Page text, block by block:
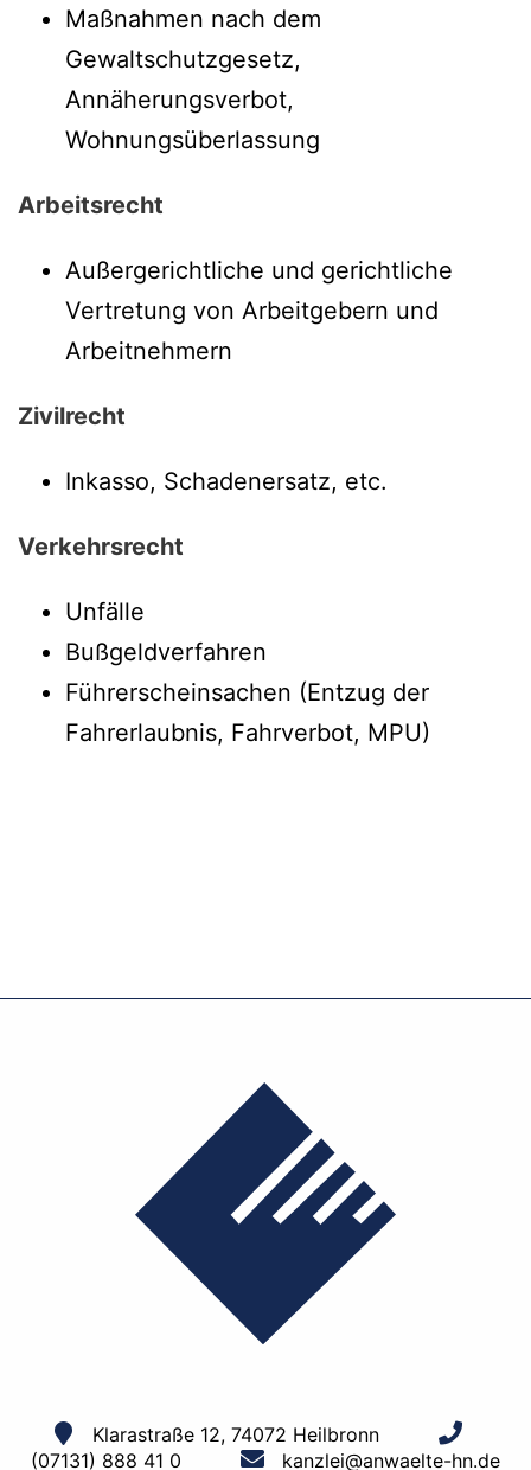
Maßnahmen nach dem
Gewaltschutzgesetz,
Annäherungsverbot,
Wohnungsüberlassung
Arbeitsrecht
Außergerichtliche und gerichtliche
Vertretung von Arbeitgebern und
Arbeitnehmern
Zivilrecht
Inkasso, Schadenersatz, etc.
Verkehrsrecht
Unfälle
Bußgeldverfahren
Führerscheinsachen (Entzug der
Fahrerlaubnis, Fahrverbot, MPU)
Klarastraße 12, 74072 Heilbronn
(07131) 888 41 0
kanzlei@anwaelte-hn.de